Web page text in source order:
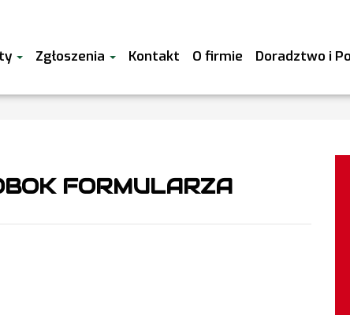
Zgłoszenia Kontakt O firmie Doradztwo i
FORMULARZA